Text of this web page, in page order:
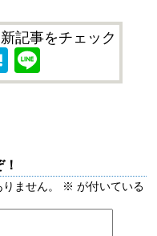
記事をチェック
Hatena
ません。 ※ が付いている